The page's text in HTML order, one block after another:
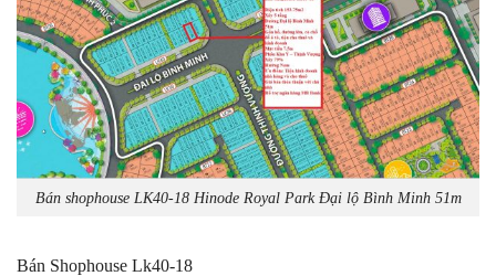
Bán shophouse LK40-18 Hinode Royal Park Đại lộ Bình Minh 51m
Bán Shophouse Lk40-18